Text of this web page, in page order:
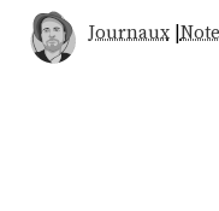
Journaux|